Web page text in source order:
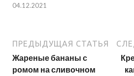
04.12.2021
ПРЕДЫДУЩАЯ СТАТЬЯ
Жареные бананы с
ромом на сливочном